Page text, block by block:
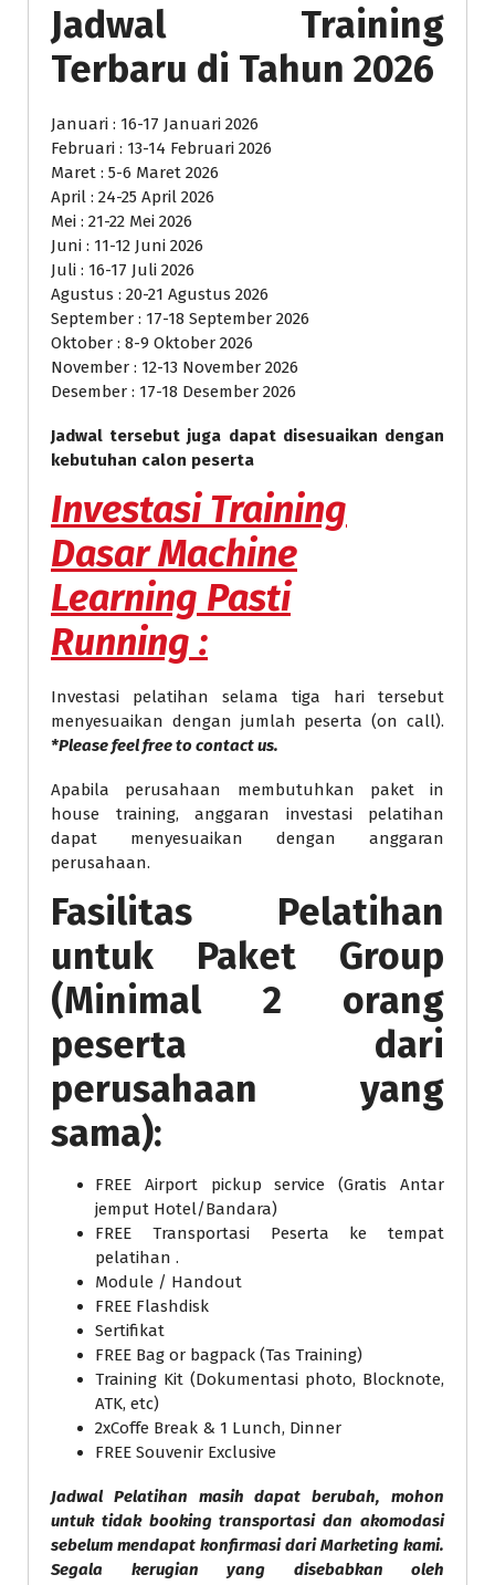
Jadwal Training
Terbaru di Tahun 2026
Januari : 16-17 Januari 2026
Februari : 13-14 Februari 2026
Maret : 5-6 Maret 2026
April : 24-25 April 2026
Mei : 21-22 Mei 2026
Juni : 11-12 Juni 2026
Juli : 16-17 Juli 2026
Agustus : 20-21 Agustus 2026
September : 17-18 September 2026
Oktober : 8-9 Oktober 2026
November : 12-13 November 2026
Desember : 17-18 Desember 2026
Jadwal tersebut juga dapat disesuaikan dengan
kebutuhan calon peserta
Investasi Training
Dasar Machine
Learning Pasti
Running :
Investasi pelatihan selama tiga hari tersebut
menyesuaikan dengan jumlah peserta (on call).
*Please feel free to contact us.
Apabila perusahaan membutuhkan paket in
house training, anggaran investasi pelatihan
dapat menyesuaikan dengan anggaran
perusahaan.
Fasilitas Pelatihan
untuk Paket Group
(Minimal 2 orang
peserta dari
perusahaan yang
sama):
FREE Airport pickup service (Gratis Antar
jemput Hotel/Bandara)
FREE Transportasi Peserta ke tempat
pelatihan .
Module / Handout
FREE Flashdisk
Sertifikat
FREE Bag or bagpack (Tas Training)
Training Kit (Dokumentasi photo, Blocknote,
ATK, etc)
2xCoffe Break & 1 Lunch, Dinner
FREE Souvenir Exclusive
Jadwal Pelatihan masih dapat berubah, mohon
untuk tidak booking transportasi dan akomodasi
sebelum mendapat konfirmasi dari Marketing kami.
Segala kerugian yang disebabkan oleh